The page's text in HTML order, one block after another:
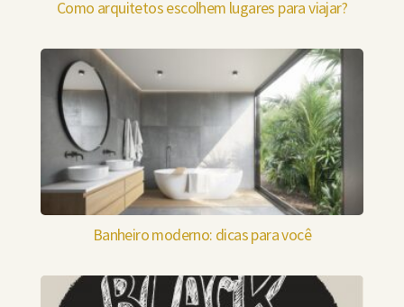
Como arquitetos escolhem lugares para viajar?
Banheiro moderno: dicas para você